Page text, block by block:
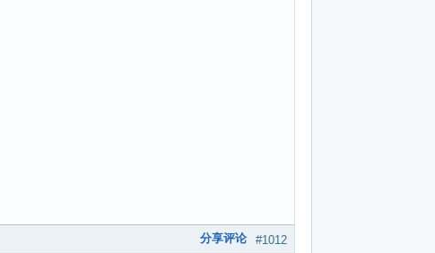
#1012
分享评论